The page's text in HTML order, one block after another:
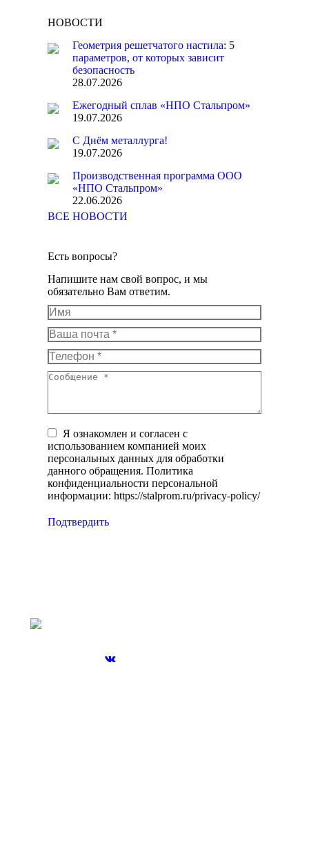
НОВОСТИ
Геометрия решетчатого настила: 5
параметров, от которых зависит
безопасность
28.07.2026
Ежегодный сплав «НПО Стальпром»
19.07.2026
С Днём металлурга!
19.07.2026
Производственная программа ООО
«НПО Стальпром»
22.06.2026
ВСЕ НОВОСТИ
Есть вопросы?
Напишите нам свой вопрос, и мы
обязательно Вам ответим.
Имя
Ваша почта *
Телефон *
Сообщение *
Я ознакомлен и согласен с
использованием компанией моих
персональных данных для обработки
данного обращения. Политика
конфиденциальности персональной
информации: https://stalprom.ru/privacy-policy/
Подтвердить